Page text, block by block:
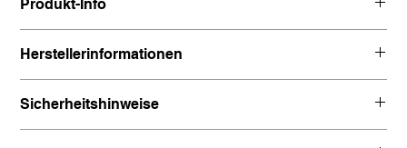
Produkt-Info
Gesamtgröße: 9,7 x 5,7 x 2,3 cm
Gewicht: 36 g
Herstellerinformationen
Hersteller:
Sicherheitshinweise